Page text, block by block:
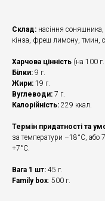
Склад: насіння
кінза, фреш лимону, тмин,
Харчова цінність (на 100
Білки: 9 г.
Жири: 19 г.
Вуглеводи: 7 г.
Калорійність: 229 ккал.
Термін придатності та
за температури –18°С, або
+7°С.
Вага 1 шт: 45 г.
Family box: 500 г.